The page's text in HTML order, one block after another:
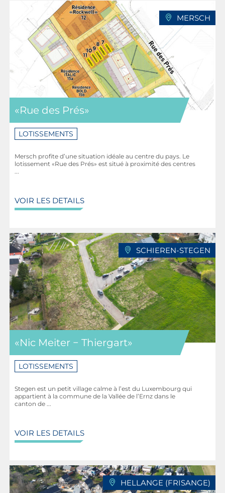
Site scolaire Schouweiler: 900 m
Cactus Bascharage: 6,2 km
Shopping Center «La Belle Etoile»: 11,6 km
Shopping Center «City Concorde»: 8,8 km
«Les Thermes» Strassen: 11,6 km
Luxembourg-Ville: 14,2 km
Esch-Belval: 12,1 km
Aéroport Findel: 27,1 km
MERSCH
«Rue des Prés»
LOTISSEMENTS
Mersch profite d’une situation idéale au centre du pays. Le
lotissement «Rue des Prés» est situé à proximité des centres
...
VOIR LES DETAILS
SCHIEREN-STEGEN
«Nic Meiter − Thiergart»
LOTISSEMENTS
Stegen est un petit village calme à l’est du Luxembourg qui
appartient à la commune de la Vallée de l’Ernz dans le
canton de ...
VOIR LES DETAILS
HELLANGE (FRISANGE)